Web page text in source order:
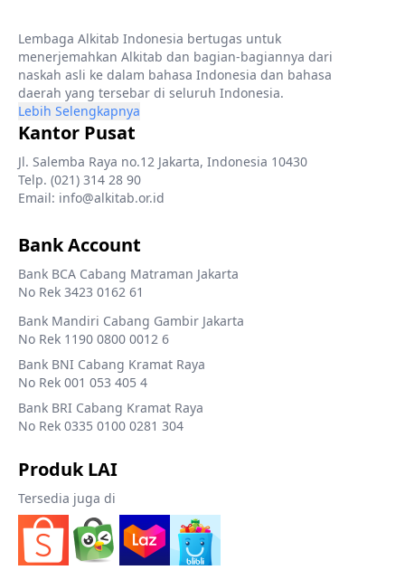
Lembaga Alkitab Indonesia bertugas untuk
menerjemahkan Alkitab dan bagian-bagiannya dari
naskah asli ke dalam bahasa Indonesia dan bahasa
daerah yang tersebar di seluruh Indonesia.
Lebih Selengkapnya
Kantor Pusat
Jl. Salemba Raya no.12 Jakarta, Indonesia 10430
Telp. (021) 314 28 90
Email: info@alkitab.or.id
Bank Account
Bank BCA Cabang Matraman Jakarta
No Rek 3423 0162 61
Bank Mandiri Cabang Gambir Jakarta
No Rek 1190 0800 0012 6
Bank BNI Cabang Kramat Raya
No Rek 001 053 405 4
Bank BRI Cabang Kramat Raya
No Rek 0335 0100 0281 304
Produk LAI
Tersedia juga di